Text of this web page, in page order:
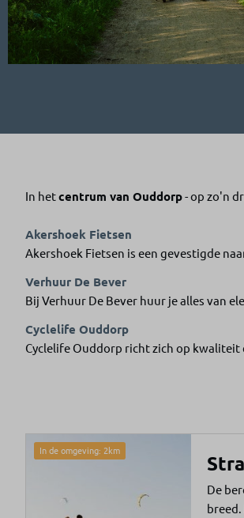
In hetcentrum van Ouddorp- op zo'n
Akershoek Fietsen
Akershoek Fietsen is een gevestigde
Verhuur De Bever
Bij Verhuur De Bever huur je alles van
Cyclelife Ouddorp
Cyclelife Ouddorp richt zich op
In de omgeving: 2km
De